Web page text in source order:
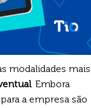
modalidades mais
. Embora
a empresa são